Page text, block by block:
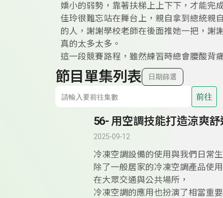
嬌小的弱勢，靠著扶梯上上下下，才能完
佳玲很難忘站在舞台上，親自拿到總統親
的人，謝謝學校老師在後面推她一把，謝
真的太多太多。
這一段競賽路程，雖然練習時總會腰酸背
節目單集列表 日期篩選
前往
56- 用空調技能打造涼爽舒
2025-09-12
冷凍空調設備的使用與我們日常
除了一般居家的冷凍空調產品使用
在大眾交通與公共場所，
冷凍空調的應用也扮演了相當重